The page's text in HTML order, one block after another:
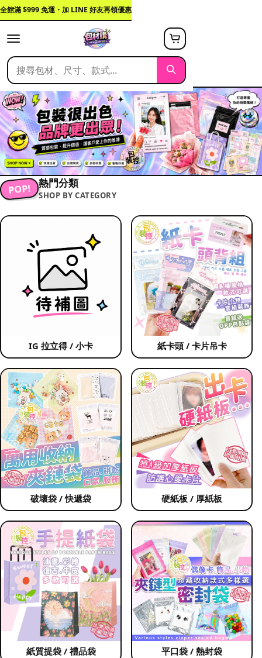
全館滿 $999 免運・加 LINE 好友再領優惠
POP! 熱門分類
SHOP BY CATEGORY
IG 拉立得 / 小卡 紙卡頭 / 卡片吊卡
破壞袋 / 快遞袋 硬紙板 / 厚紙板
紙質提袋 / 禮品袋 平口袋 / 熱封袋